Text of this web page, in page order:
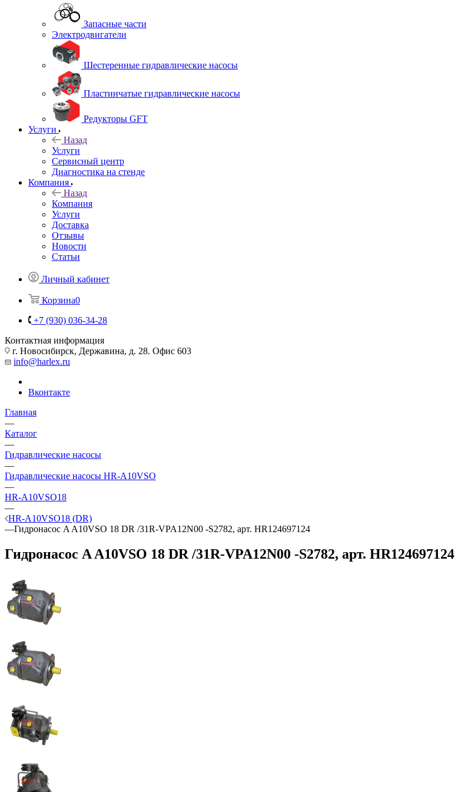
Запасные части
Электродвигатели
Шестеренные гидравлические насосы
Пластинчатые гидравлические насосы
Редукторы GFT
Услуги
Назад
Услуги
Сервисный центр
Диагностика на стенде
Компания
Назад
Компания
Услуги
Доставка
Отзывы
Новости
Статьи
Личный кабинет
Корзина0
+7 (930) 036-34-28
Контактная информация
г. Новосибирск, Державина, д. 28. Офис 603
info@harlex.ru
Вконтакте
Главная
—
Каталог
—
Гидравлические насосы
—
Гидравлические насосы HR-A10VSO
—
HR-A10VSO18
—
HR-A10VSO18 (DR)
—Гидронасос A A10VSO 18 DR /31R-VPA12N00 -S2782, арт. HR124697124
Гидронасос A A10VSO 18 DR /31R-VPA12N00 -S2782, арт. HR124697124